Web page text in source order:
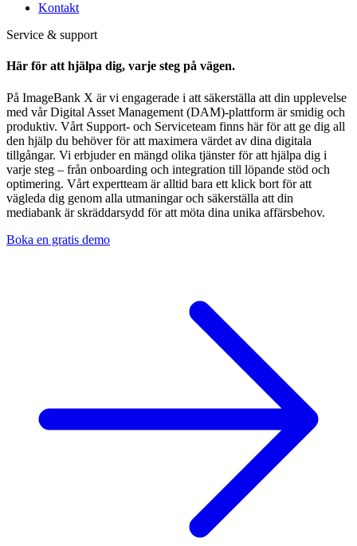
Kontakt
Service & support
Här för att hjälpa dig, varje steg på vägen.
På ImageBank X är vi engagerade i att säkerställa att din upplevelse
med vår Digital Asset Management (DAM)-plattform är smidig och
produktiv. Vårt Support- och Serviceteam finns här för att ge dig all
den hjälp du behöver för att maximera värdet av dina digitala
tillgångar. Vi erbjuder en mängd olika tjänster för att hjälpa dig i
varje steg – från onboarding och integration till löpande stöd och
optimering. Vårt expertteam är alltid bara ett klick bort för att
vägleda dig genom alla utmaningar och säkerställa att din
mediabank är skräddarsydd för att möta dina unika affärsbehov.
Boka en gratis demo